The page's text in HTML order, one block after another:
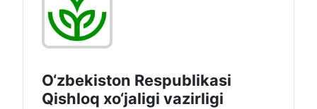
O‘zbekiston Respublikasi
Qishloq хo‘jаligi vаzirligi